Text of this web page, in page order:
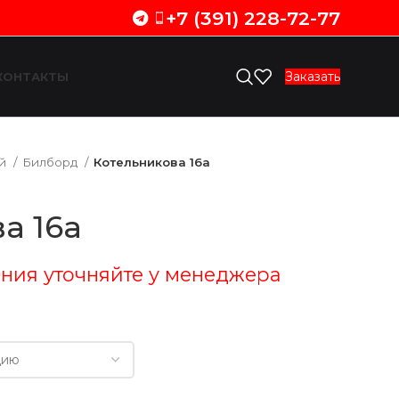
+7 (391) 228-72-77
Заказать
Билборд Котельникова 16а
16а
уточняйте у менеджера